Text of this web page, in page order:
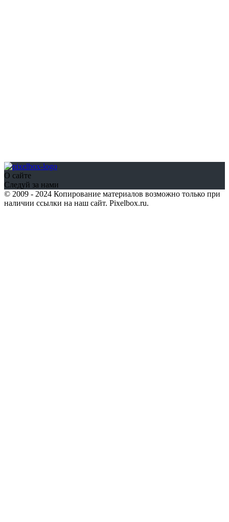
О сайте
Следуй за нами
© 2009 - 2024 Копирование материалов возможно только при
наличии ссылки на наш сайт. Pixelbox.ru.